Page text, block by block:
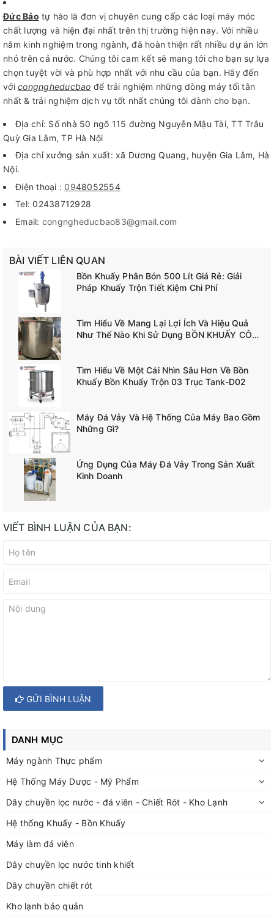
Đức Bảo tự hào là đơn vị chuyên cung cấp các loại máy móc
chất lượng và hiện đại nhất trên thị trường hiện nay. Với nhiều
năm kinh nghiệm trong ngành, đã hoàn thiện rất nhiều dự án lớn
nhỏ trên cả nước. Chúng tôi cam kết sẽ mang tới cho bạn sự lựa
chọn tuyệt vời và phù hợp nhất với nhu cầu của bạn. Hãy đến
với congngheducbao để trải nghiệm những dòng máy tối tân
nhất & trải nghiệm dịch vụ tốt nhất chúng tôi dành cho bạn.
Địa chỉ: Số nhà 50 ngõ 115 đường Nguyễn Mậu Tài, TT Trâu
Quỳ Gia Lâm, TP Hà Nội
Địa chỉ xưởng sản xuất: xã Dương Quang, huyện Gia Lâm, Hà
Nội.
Điện thoại : 0948052554
Tel: 02438712928
Email: congngheducbao83@gmail.com
BÀI VIẾT LIÊN QUAN
Bồn Khuấy Phân Bón 500 Lít Giá Rẻ: Giải
Pháp Khuấy Trộn Tiết Kiệm Chi Phí
Tìm Hiểu Về Mang Lại Lợi Ích Và Hiệu Quả
Như Thế Nào Khi Sử Dụng BỒN KHUẤY CÔNG
Tìm Hiểu Về Một Cái Nhìn Sâu Hơn Về Bồn
Khuấy Bồn Khuấy Trộn 03 Trục Tank-D02
Máy Đá Vảy Và Hệ Thống Của Máy Bao Gồm
Những Gì?
Ứng Dụng Của Máy Đá Vảy Trong Sản Xuất
Kinh Doanh
VIẾT BÌNH LUẬN CỦA BẠN:
GỬI BÌNH LUẬN
DANH MỤC
Máy ngành Thực phẩm
Hệ Thống Máy Dược - Mỹ Phẩm
Dây chuyền lọc nước - đá viên - Chiết Rót - Kho Lạnh
Hệ thống Khuấy - Bồn Khuấy
Máy làm đá viên
Dây chuyền lọc nước tinh khiết
Dây chuyền chiết rót
Kho lạnh bảo quản